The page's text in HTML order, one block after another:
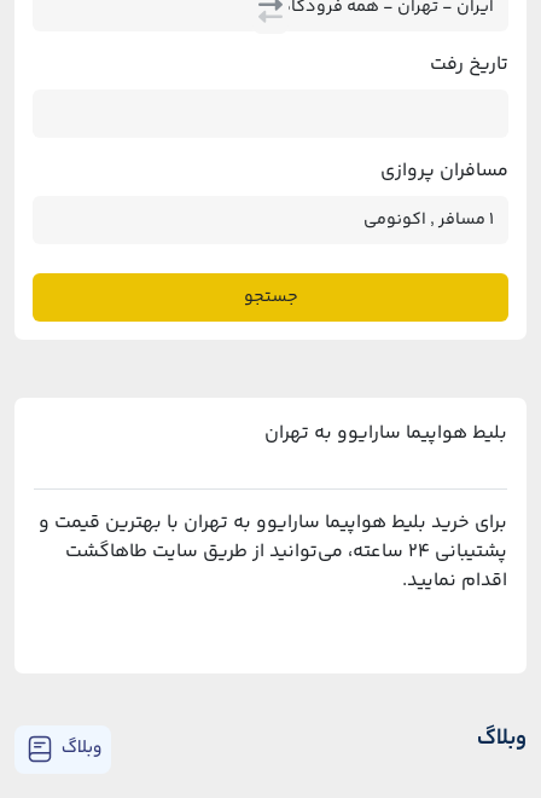
تاریخ رفت
مسافران پروازی
جستجو
بلیط هواپیما سارایوو به تهران
برای خرید بلیط هواپیما سارایوو به تهران با بهترین قیمت و
پشتیبانی ۲۴ ساعته، می‌توانید از طریق سایت طاهاگشت
اقدام نمایید.
وبلاگ وبلاگ